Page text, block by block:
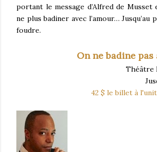
portant le message d’Alfred de Musset
ne plus badiner avec l’amour… Jusqu’au
foudre.
On ne badine
Théâtre
42 $ le billet à